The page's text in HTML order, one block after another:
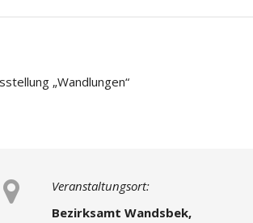
Veranstaltungsort:
Bezirksamt Wandsbek,